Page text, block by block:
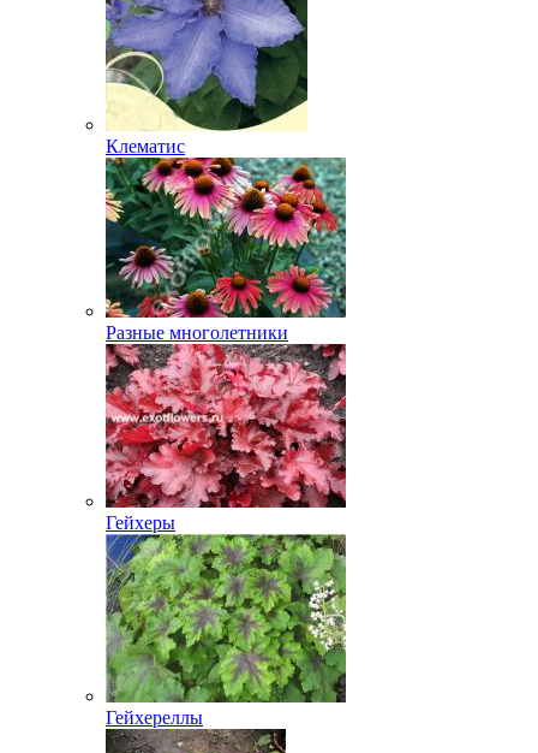
Клематис
Разные многолетники
Гейхеры
Гейхереллы